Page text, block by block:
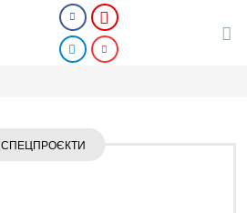
СПЕЦПРОЄКТИ